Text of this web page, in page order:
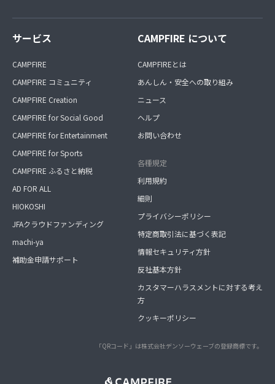
サービス
CAMPFIRE
CAMPFIRE コミュニティ
CAMPFIRE Creation
CAMPFIRE for Social Good
CAMPFIRE for Entertainment
CAMPFIRE for Sports
CAMPFIRE ふるさと納税
AD FOR ALL
HIOKOSHI
JFAクラウドファンディング
machi-ya
補助金申請サポート
CAMPFIRE について
CAMPFIREとは
あんしん・安全への取り組み
ニュース
ヘルプ
お問い合わせ
各種規定
利用規約
細則
プライバシーポリシー
特定商取引法に基づく表記
情報セキュリティ方針
反社基本方針
カスタマーハラスメントに対する考え
方
クッキーポリシー
「QRコード」は株式会社デンソーウェーブの登録商標です。